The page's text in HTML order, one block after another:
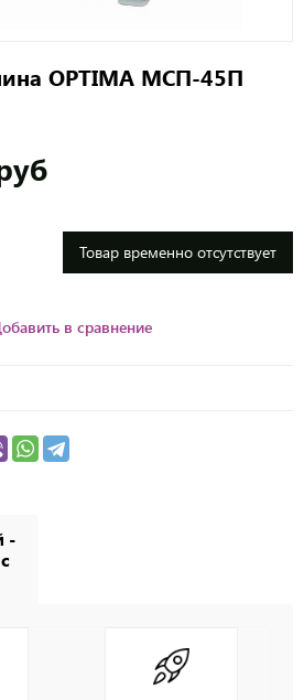
OPTIMA МСП-45П
Товар временно отсутствует
в сравнение
-